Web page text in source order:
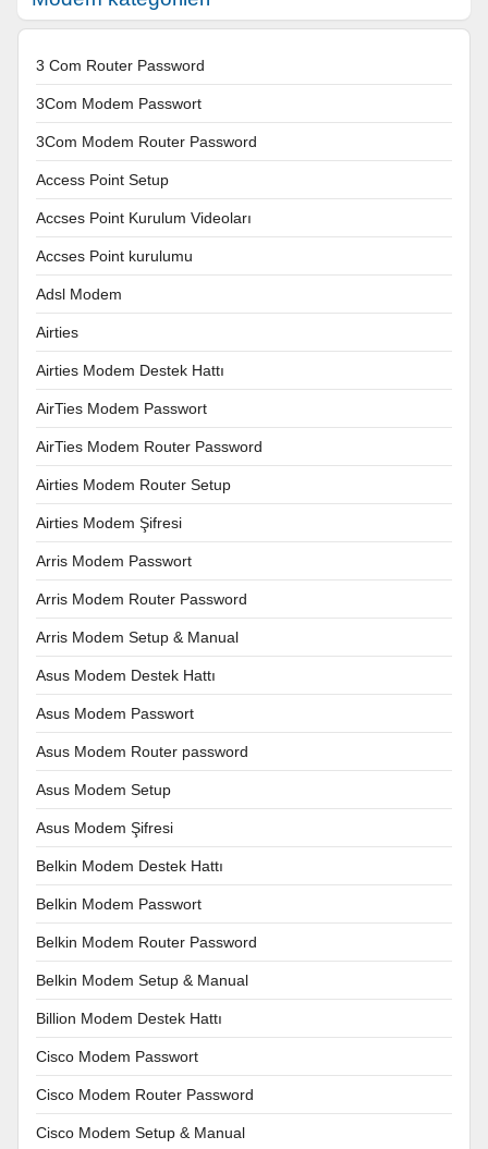
3 Com Router Password
3Com Modem Passwort
3Com Modem Router Password
Access Point Setup
Accses Point Kurulum Videoları
Accses Point kurulumu
Adsl Modem
Airties
Airties Modem Destek Hattı
AirTies Modem Passwort
AirTies Modem Router Password
Airties Modem Router Setup
Airties Modem Şifresi
Arris Modem Passwort
Arris Modem Router Password
Arris Modem Setup & Manual
Asus Modem Destek Hattı
Asus Modem Passwort
Asus Modem Router password
Asus Modem Setup
Asus Modem Şifresi
Belkin Modem Destek Hattı
Belkin Modem Passwort
Belkin Modem Router Password
Belkin Modem Setup & Manual
Billion Modem Destek Hattı
Cisco Modem Passwort
Cisco Modem Router Password
Cisco Modem Setup & Manual